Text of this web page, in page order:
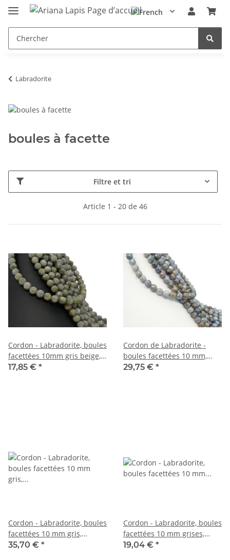
Labradorite
boules à facette
Filtre et tri
Article 1 - 20 de 46
Cordon - Labradorite, boules
facettées 10mm gris beige,
longueur 39cm /1968
17,85 € *
Cordon de Labradorite -
boules facettées 10 mm,
grises, chatoyantes et
29,75 € *
Cordon - Labradorite, boules
facettées 10 mm gris,
longueur 37 cm /2213
35,70 € *
Cordon - Labradorite, boules
facettées 10 mm grises,
longueur 38 cm /1963
19,04 € *